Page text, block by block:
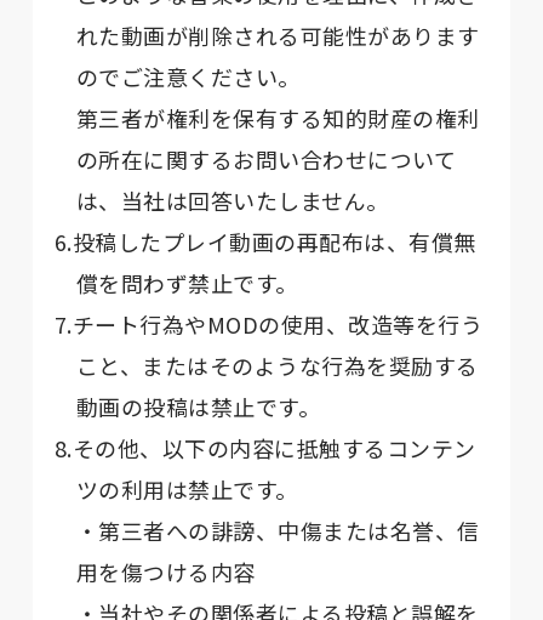
れた動画が削除される可能性があります
のでご注意ください。
第三者が権利を保有する知的財産の権利
の所在に関するお問い合わせについて
は、当社は回答いたしません。
6.投稿したプレイ動画の再配布は、有償無
償を問わず禁止です。
7.チート行為やMODの使用、改造等を行う
こと、またはそのような行為を奨励する
動画の投稿は禁止です。
8.その他、以下の内容に抵触するコンテン
ツの利用は禁止です。
・第三者への誹謗、中傷または名誉、信
用を傷つける内容
・当社やその関係者による投稿と誤解を